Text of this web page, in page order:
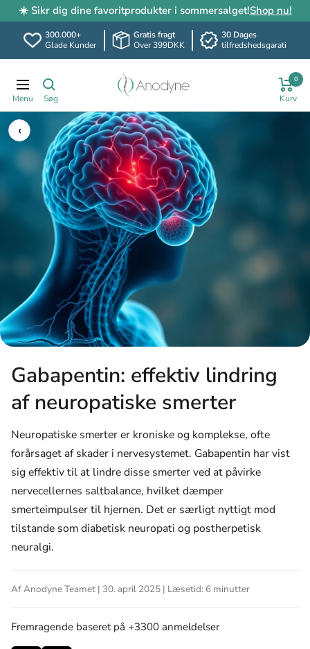
☀️ Sikr dig dine favoritprodukter i sommersalget!Shop nu!
300.000+
Glade Kunder
Gratis fragt
Over 399DKK
30 Dages
tilfredshedsgarati
indhold
Translation
missing:
da.header.general.navigation
Anodyne.dk 0
‹
Gabapentin: effektiv lindring
af neuropatiske smerter
Neuropatiske smerter er kroniske og komplekse, ofte
forårsaget af skader i nervesystemet. Gabapentin har vist
sig effektiv til at lindre disse smerter ved at påvirke
nervecellernes saltbalance, hvilket dæmper
smerteimpulser til hjernen. Det er særligt nyttigt mod
tilstande som diabetisk neuropati og postherpetisk
neuralgi.
Af Anodyne Teamet | 30. april 2025 | Læsetid: 6 minutter
Fremragende baseret på +3300 anmeldelser